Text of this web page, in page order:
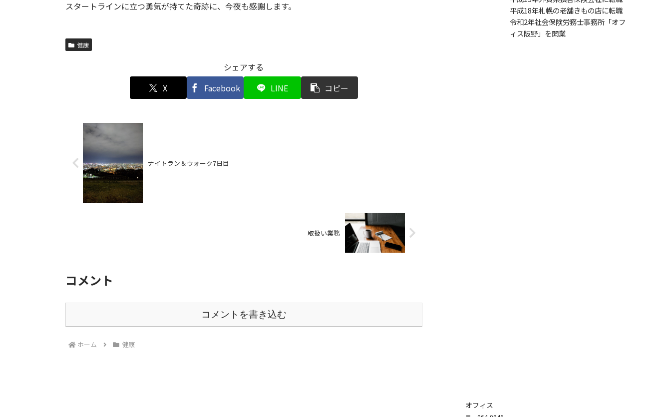
スタートラインに立つ勇気が持てた奇跡に、今夜も感謝します。
健康
シェアする
X
Facebook LINE コピー
ナイトラン＆ウォーク7日目
取扱い業務
コメント
コメントを書き込む
ホーム 健康
平成18年札幌の老舗きもの店に転職
令和2年社会保険労務士事務所「オフ
ィス阪野」を開業
オフィス